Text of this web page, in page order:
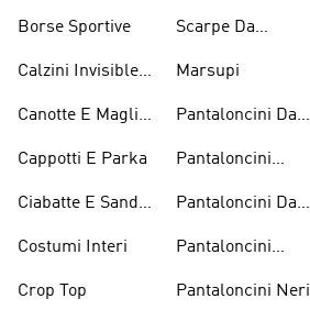
Borse Sportive
Calzini Invisible
Canotte E Maglie
Cappotti E Parka
Ciabatte E Sandali
Costumi Interi
Crop Top
Scarpe Da
Marsupi
Pantaloncini Da
Pantaloncini
Pantaloncini Da
Pantaloncini
Ginocchio
Pantaloncini Neri